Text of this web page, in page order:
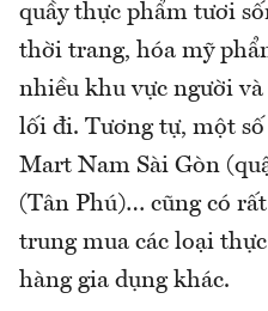
quầy thực phẩm tươi
thời trang, hóa mỹ
nhiều khu vực người
lối đi. Tương tự, một
Mart Nam Sài Gòn
(Tân Phú)… cũng có
trung mua các loại
hàng gia dụng khác.